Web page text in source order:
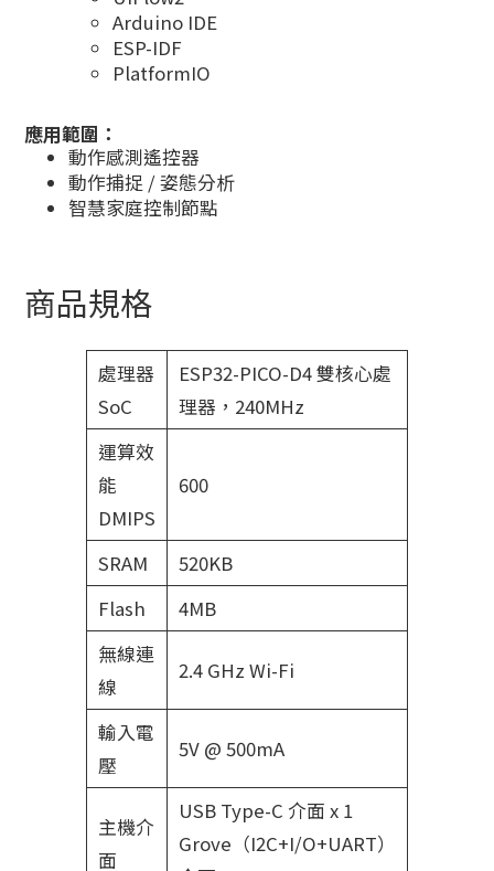
Arduino IDE
ESP-IDF
PlatformIO
應用範圍：
動作感測遙控器
動作捕捉 / 姿態分析
智慧家庭控制節點
商品規格
處理器
SoC
ESP32-PICO-D4 雙核心處
理器，240MHz
運算效
能
DMIPS
600
SRAM
520KB
Flash
4MB
無線連
線
2.4 GHz Wi-Fi
輸入電
壓
5V @ 500mA
主機介
面
USB Type-C 介面 x 1
Grove（I2C+I/O+UART）